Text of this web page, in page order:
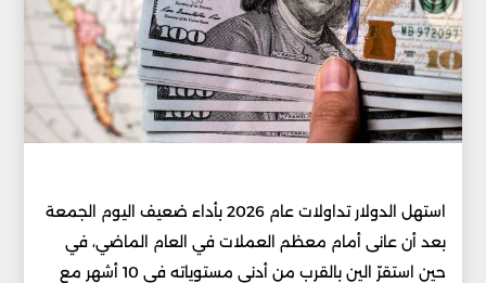
استهل الدولار تداولات عام 2026 بأداء ضعيف اليوم الجمعة
بعد أن عانى أمام معظم العملات في العام الماضي، في
حين استقرّ الين بالقرب من أدنى مستوياته في 10 أشهر مع